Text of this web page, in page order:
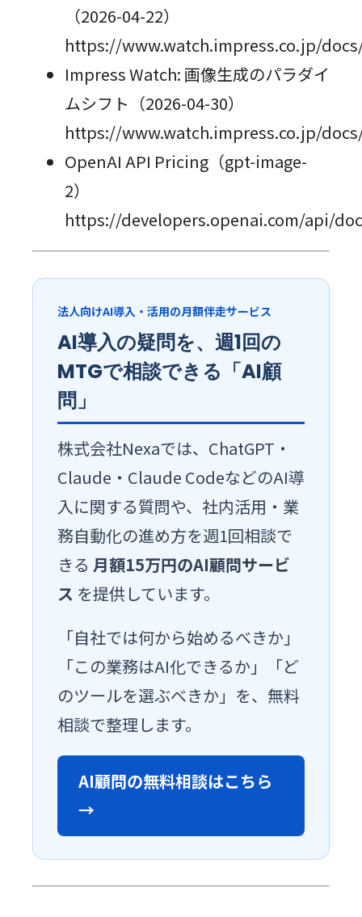
（2026-04-22）
https://www.watch.impress.co.jp/
Impress Watch: 画像生成のパラダイ
ムシフト（2026-04-30）
https://www.watch.impress.co.jp/
OpenAI API Pricing（gpt-image-
2）
https://developers.openai.com/api/
法人向けAI導入・活用の月額伴走サービス
AI導入の疑問を、週1回の
MTGで相談できる「AI顧
問」
株式会社Nexaでは、ChatGPT・
Claude・Claude CodeなどのAI導
入に関する質問や、社内活用・業
務自動化の進め方を週1回相談で
きる 月額15万円のAI顧問サービ
ス を提供しています。
「自社では何から始めるべきか」
「この業務はAI化できるか」「ど
のツールを選ぶべきか」を、無料
相談で整理します。
AI顧問の無料相談はこちら
→